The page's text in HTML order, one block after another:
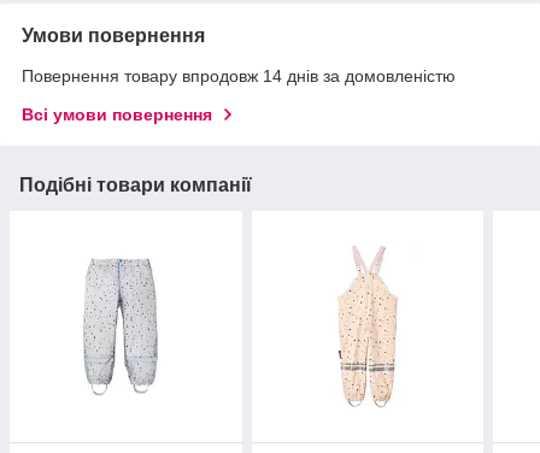
Умови повернення
Повернення товару впродовж 14 днів за домовленістю
Всі умови повернення
Подібні товари компанії